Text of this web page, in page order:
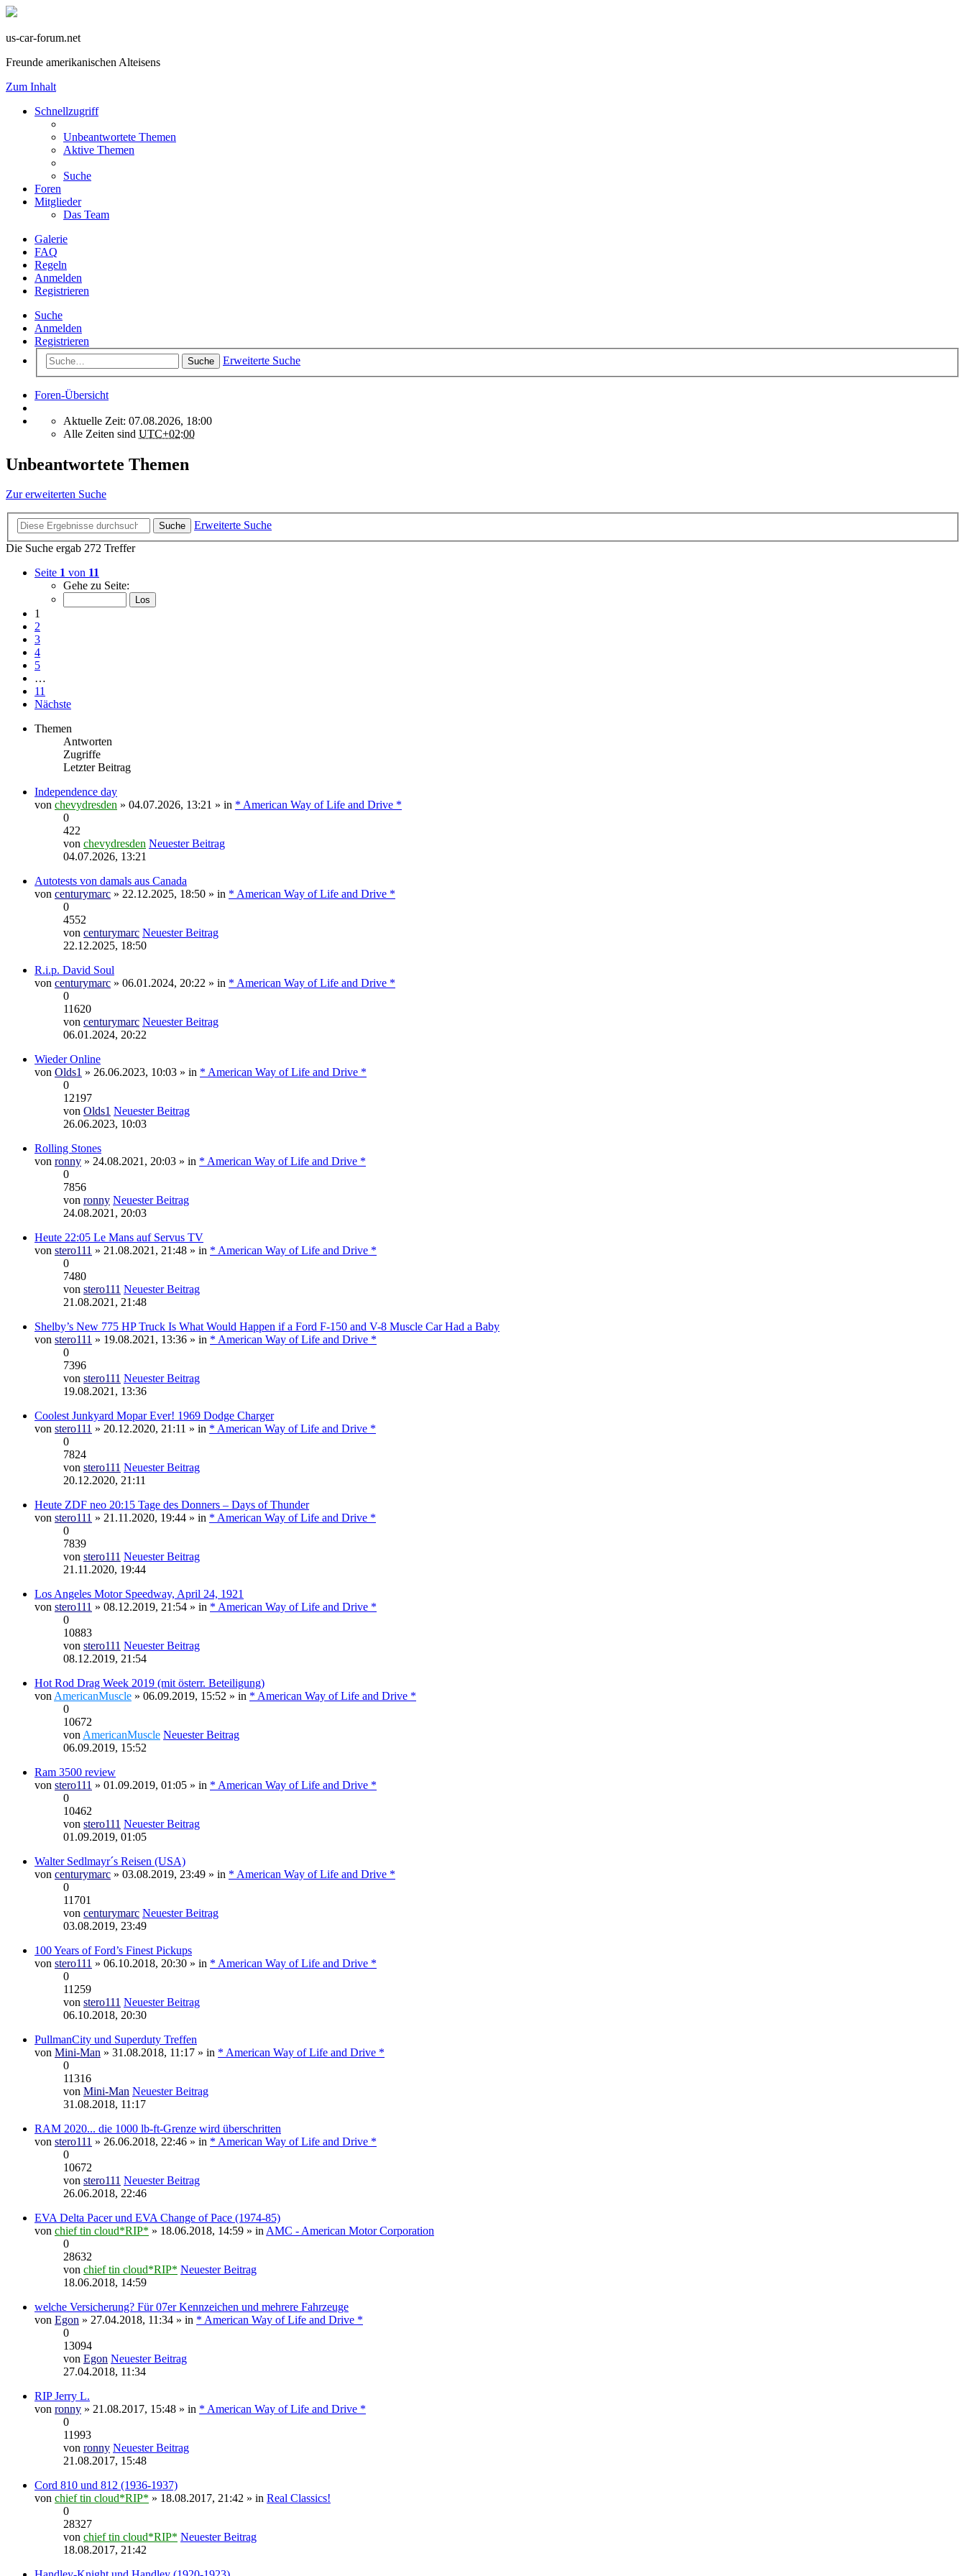
us-car-forum.net
Freunde amerikanischen Alteisens
Zum Inhalt
Schnellzugriff
Unbeantwortete Themen
Aktive Themen
Suche
Foren
Mitglieder
Das Team
Galerie
FAQ
Regeln
Anmelden
Registrieren
Suche
Anmelden
Registrieren
Suche Erweiterte Suche
Foren-Übersicht
Aktuelle Zeit: 07.08.2026, 18:00
Alle Zeiten sind UTC+02:00
Unbeantwortete Themen
Zur erweiterten Suche
Suche
Erweiterte Suche
Die Suche ergab 272 Treffer
Seite 1 von 11
Gehe zu Seite:
1
2
3
4
5
…
11
Nächste
Themen
Antworten
Zugriffe
Letzter Beitrag
Independence day
von chevydresden » 04.07.2026, 13:21 » in * American Way of Life and Drive *
0
422
von chevydresden Neuester Beitrag
04.07.2026, 13:21
Autotests von damals aus Canada
von centurymarc » 22.12.2025, 18:50 » in * American Way of Life and Drive *
0
4552
von centurymarc Neuester Beitrag
22.12.2025, 18:50
R.i.p. David Soul
von centurymarc » 06.01.2024, 20:22 » in * American Way of Life and Drive *
0
11620
von centurymarc Neuester Beitrag
06.01.2024, 20:22
Wieder Online
von Olds1 » 26.06.2023, 10:03 » in * American Way of Life and Drive *
0
12197
von Olds1 Neuester Beitrag
26.06.2023, 10:03
Rolling Stones
von ronny » 24.08.2021, 20:03 » in * American Way of Life and Drive *
0
7856
von ronny Neuester Beitrag
24.08.2021, 20:03
Heute 22:05 Le Mans auf Servus TV
von stero111 » 21.08.2021, 21:48 » in * American Way of Life and Drive *
0
7480
von stero111 Neuester Beitrag
21.08.2021, 21:48
Shelby’s New 775 HP Truck Is What Would Happen if a Ford F-150 and V-8 Muscle Car Had a Baby
von stero111 » 19.08.2021, 13:36 » in * American Way of Life and Drive *
0
7396
von stero111 Neuester Beitrag
19.08.2021, 13:36
Coolest Junkyard Mopar Ever! 1969 Dodge Charger
von stero111 » 20.12.2020, 21:11 » in * American Way of Life and Drive *
0
7824
von stero111 Neuester Beitrag
20.12.2020, 21:11
Heute ZDF neo 20:15 Tage des Donners – Days of Thunder
von stero111 » 21.11.2020, 19:44 » in * American Way of Life and Drive *
0
7839
von stero111 Neuester Beitrag
21.11.2020, 19:44
Los Angeles Motor Speedway, April 24, 1921
von stero111 » 08.12.2019, 21:54 » in * American Way of Life and Drive *
0
10883
von stero111 Neuester Beitrag
08.12.2019, 21:54
Hot Rod Drag Week 2019 (mit österr. Beteiligung)
von AmericanMuscle » 06.09.2019, 15:52 » in * American Way of Life and Drive *
0
10672
von AmericanMuscle Neuester Beitrag
06.09.2019, 15:52
Ram 3500 review
von stero111 » 01.09.2019, 01:05 » in * American Way of Life and Drive *
0
10462
von stero111 Neuester Beitrag
01.09.2019, 01:05
Walter Sedlmayr´s Reisen (USA)
von centurymarc » 03.08.2019, 23:49 » in * American Way of Life and Drive *
0
11701
von centurymarc Neuester Beitrag
03.08.2019, 23:49
100 Years of Ford’s Finest Pickups
von stero111 » 06.10.2018, 20:30 » in * American Way of Life and Drive *
0
11259
von stero111 Neuester Beitrag
06.10.2018, 20:30
PullmanCity und Superduty Treffen
von Mini-Man » 31.08.2018, 11:17 » in * American Way of Life and Drive *
0
11316
von Mini-Man Neuester Beitrag
31.08.2018, 11:17
RAM 2020... die 1000 lb-ft-Grenze wird überschritten
von stero111 » 26.06.2018, 22:46 » in * American Way of Life and Drive *
0
10672
von stero111 Neuester Beitrag
26.06.2018, 22:46
EVA Delta Pacer und EVA Change of Pace (1974-85)
von chief tin cloud*RIP* » 18.06.2018, 14:59 » in AMC - American Motor Corporation
0
28632
von chief tin cloud*RIP* Neuester Beitrag
18.06.2018, 14:59
welche Versicherung? Für 07er Kennzeichen und mehrere Fahrzeuge
von Egon » 27.04.2018, 11:34 » in * American Way of Life and Drive *
0
13094
von Egon Neuester Beitrag
27.04.2018, 11:34
RIP Jerry L.
von ronny » 21.08.2017, 15:48 » in * American Way of Life and Drive *
0
11993
von ronny Neuester Beitrag
21.08.2017, 15:48
Cord 810 und 812 (1936-1937)
von chief tin cloud*RIP* » 18.08.2017, 21:42 » in Real Classics!
0
28327
von chief tin cloud*RIP* Neuester Beitrag
18.08.2017, 21:42